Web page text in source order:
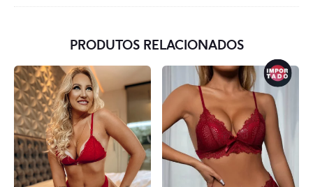
PRODUTOS RELACIONADOS